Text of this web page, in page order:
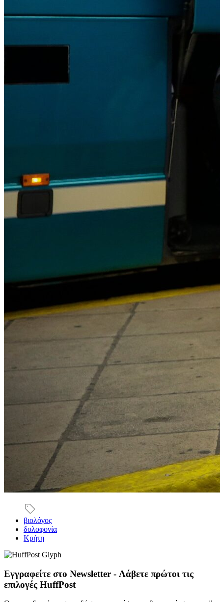
βιολόγος
δολοφονία
Κρήτη
Εγγραφείτε στο Newsletter - Λάβετε πρώτοι τις
επιλογές HuffPost